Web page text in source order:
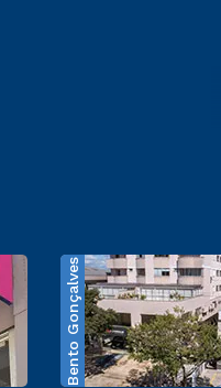
Bento Gonçalves